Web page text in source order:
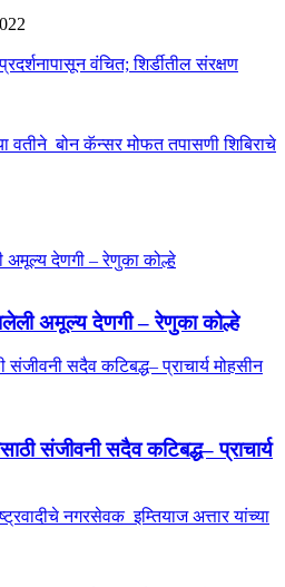
वंचित; शिर्डीतील संरक्षण
वतीने बोन कॅन्सर मोफत तपासणी शिबिराचे
अमूल्य देणगी – रेणुका कोल्हे
अमूल्य देणगी – रेणुका कोल्हे
संजीवनी सदैव कटिबद्ध– प्राचार्य मोहसीन
संजीवनी सदैव कटिबद्ध– प्राचार्य
नगरसेवक इम्तियाज अत्तार यांच्या